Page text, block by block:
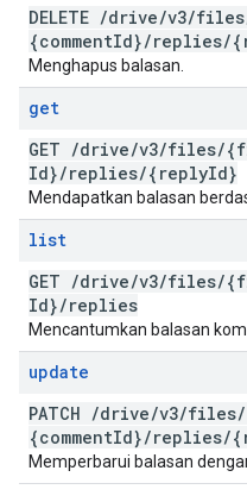
DELETE /drive/v3/files
{commentId}/replies/
Menghapus balasan.
get
GET /drive/v3/files/
Id}/replies/{replyId}
Mendapatkan balasan
list
GET /drive/v3/files/
Id}/replies
Mencantumkan balasan
update
PATCH /drive/v3/files/
{commentId}/replies/
Memperbarui balasan